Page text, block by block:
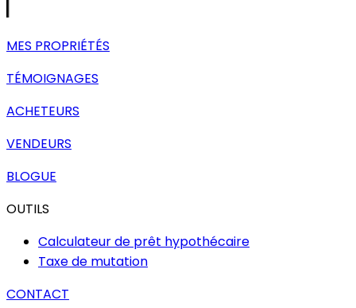
MES PROPRIÉTÉS
TÉMOIGNAGES
ACHETEURS
VENDEURS
BLOGUE
OUTILS
Calculateur de prêt hypothécaire
Taxe de mutation
CONTACT